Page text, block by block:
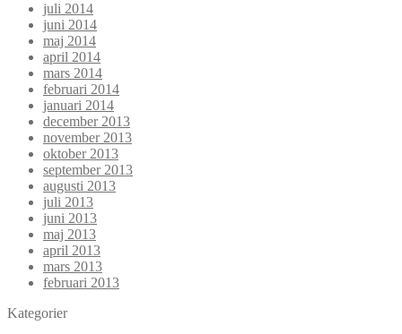
juli 2014
juni 2014
maj 2014
april 2014
mars 2014
februari 2014
januari 2014
december 2013
november 2013
oktober 2013
september 2013
augusti 2013
juli 2013
juni 2013
maj 2013
april 2013
mars 2013
februari 2013
Kategorier